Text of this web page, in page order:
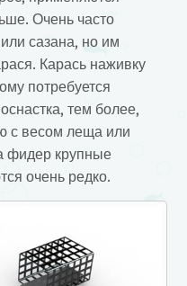
Очень часто
сазана, но им
Карась наживку
потребуется
тем более,
с весом леща или
фидер крупные
очень редко.